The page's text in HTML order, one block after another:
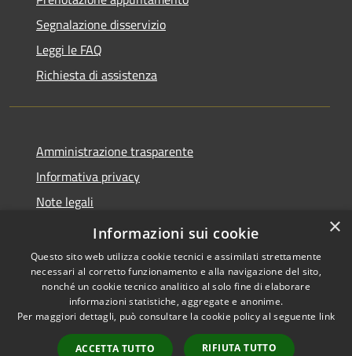
Segnalazione disservizio
Leggi le FAQ
Richiesta di assistenza
Amministrazione trasparente
Informativa privacy
Note legali
Dichiarazione di accessibilità
Accessibilità
Copyright © 2026 • Comune di
Porto San Giorgio • Powered by
Municipium•
Accesso
×
Informazioni sui cookie
Questo sito web utilizza cookie tecnici e assimilati strettamente
necessari al corretto funzionamento e alla navigazione del sito,
nonché un cookie tecnico analitico al solo fine di elaborare
informazioni statistiche, aggregate e anonime.
Per maggiori dettagli, può consultare la cookie policy al seguente link
ACCETTA TUTTO RIFIUTA TUTTO